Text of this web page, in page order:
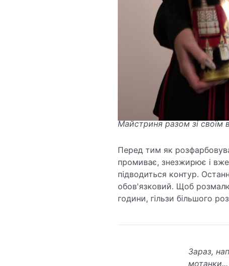
Майстриня разом зі своїм
Перед тим як
промиває, знезжирює і
підводиться контур.
обов'язковий. Щоб
години, гільзи більшого
Зараз,
мотанки...